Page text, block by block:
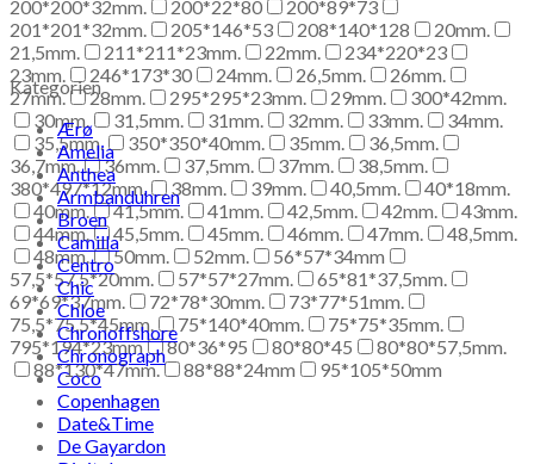
200*200*32mm.
200*22*80
200*89*73
201*201*32mm.
205*146*53 208*140*128
20mm.
21,5mm.
211*211*23mm. 22mm.
234*220*23
23mm.
246*173*30 24mm. 26,5mm.
26mm.
27mm.
28mm. 295*295*23mm. 29mm.
300*42mm.
30mm.
31,5mm. 31mm. 32mm. 33mm.
34mm.
35,5mm.
350*350*40mm. 35mm.
36,5mm.
36,7mm.
36mm. 37,5mm. 37mm.
38,5mm.
380*497*12mm.
38mm. 39mm. 40,5mm.
40*18mm.
40mm.
41,5mm. 41mm. 42,5mm. 42mm.
43mm.
44mm.
45,5mm. 45mm. 46mm. 47mm.
48,5mm.
48mm.
50mm. 52mm.
56*57*34mm
57,5*57,5*20mm.
57*57*27mm.
65*81*37,5mm.
69*69*37mm.
72*78*30mm.
73*77*51mm.
75,5*75,5*45mm.
75*140*40mm.
75*75*35mm.
795*194*23mm
80*36*95 80*80*45
80*80*57,5mm.
88*130*47mm.
88*88*24mm 95*105*50mm
Kategorien
Ærø
Amelia
Anthea
Armbanduhren
Broen
Camilla
Centro
Chic
Chloe
Chronoffshore
Chronograph
Coco
Copenhagen
Date&Time
De Gayardon